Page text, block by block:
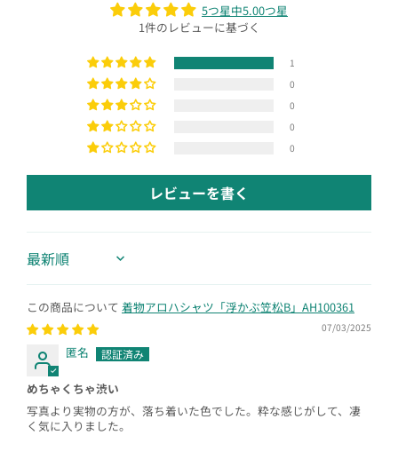
5つ星中5.00つ星
1件のレビューに基づく
1
0
0
0
0
レビューを書く
Sort by
着物アロハシャツ「浮かぶ笠松B」AH100361
07/03/2025
匿名
めちゃくちゃ渋い
写真より実物の方が、落ち着いた色でした。粋な感じがして、凄
く気に入りました。